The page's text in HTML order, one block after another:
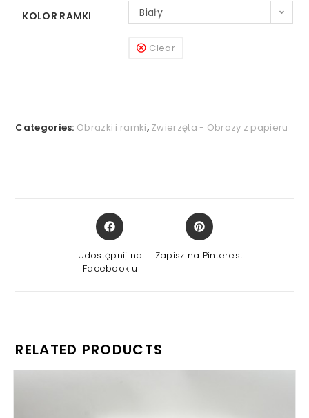
KOLOR RAMKI Biały
Clear
Categories: Obrazki i ramki, Zwierzęta - Obrazy z papieru
Opens
in
new
Udostępnij na
Facebook'u
Opens
in
new
Zapisz na Pinterest
RELATED PRODUCTS